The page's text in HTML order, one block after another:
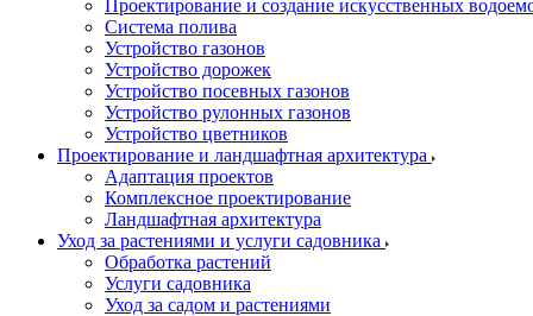
Проектирование и создание искусственных
Система полива
Устройство газонов
Устройство дорожек
Устройство посевных газонов
Устройство рулонных газонов
Устройство цветников
Проектирование и ландшафтная архитектура
Адаптация проектов
Комплексное проектирование
Ландшафтная архитектура
Уход за растениями и услуги садовника
Обработка растений
Услуги садовника
Уход за садом и растениями